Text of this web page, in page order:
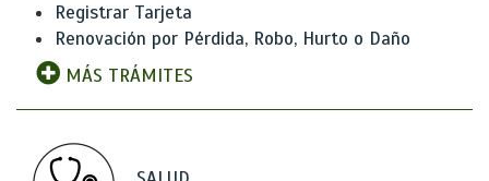
Registrar Tarjeta
Renovación por Pérdida, Robo, Hurto o Daño
MÁS TRÁMITES